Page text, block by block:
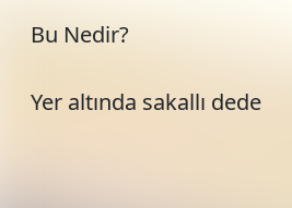
Bu Nedir?
Yer altında sakallı dede